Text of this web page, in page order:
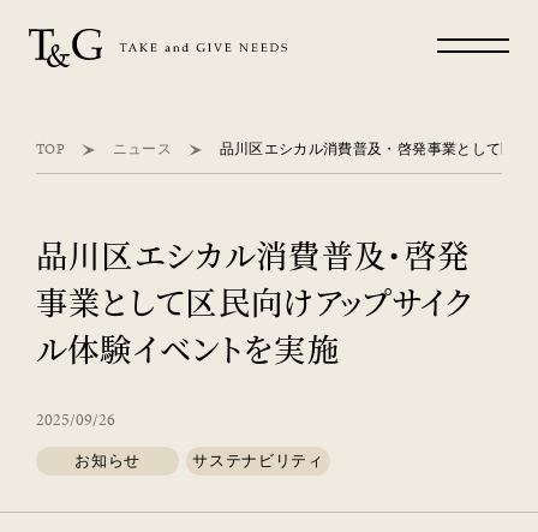
TOP ニュース
品川区エシカル消費普及・啓発
事業として区民向けアップサイク
ル体験イベントを実施
2025/09/26
お知らせ サステナビリティ